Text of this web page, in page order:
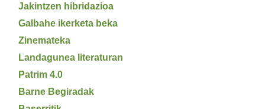
Jakintzen hibridazioa
Galbahe ikerketa beka
Zinemateka
Landagunea literaturan
Patrim 4.0
Barne Begiradak